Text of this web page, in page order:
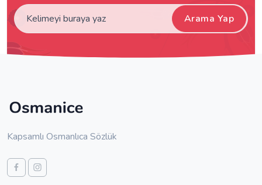
Arama Yap
Kapsamlı Osmanlıca Sözlük